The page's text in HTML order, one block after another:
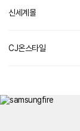
신세계몰
CJ온스타일